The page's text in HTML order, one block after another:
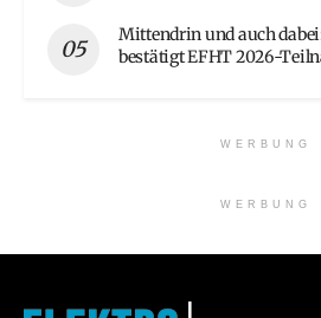
Mittendrin und auch
bestätigt EFHT 2026-
WERBUNG
WERBUNG